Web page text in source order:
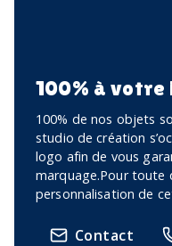
100% à votre
100% de nos objets
studio de création
logo afin de vous
marquage.Pour toute
personnalisation de
Contact